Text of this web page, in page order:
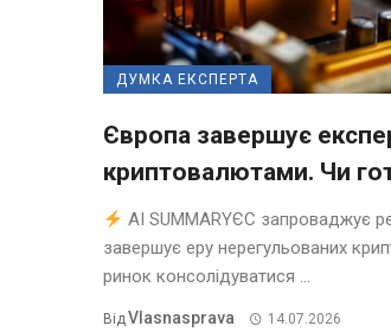
ДУМКА ЕКСПЕРТА
Європа завершує
криптовалютами. Чи
AI SUMMARYЄС запроваджує
завершує еру нерегульованих
ринок консолідуватися ...
ВідVlasnasprava 14.07.2026